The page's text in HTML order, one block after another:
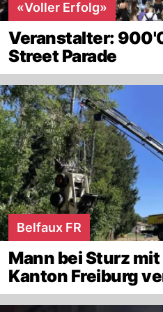
«Voller Erfolg»
Veranstalter:
Street Parade
Belfaux FR
Mann bei Sturz
Kanton Freiburg